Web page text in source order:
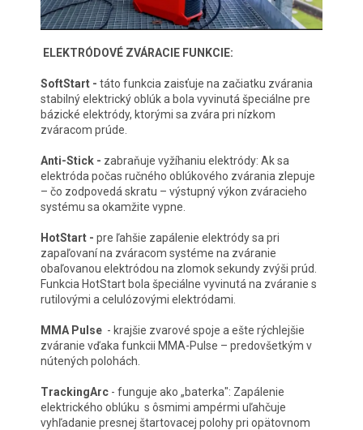
ELEKTRÓDOVÉ ZVÁRACIE FUNKCIE:
SoftStart - táto funkcia zaisťuje na začiatku zvárania
stabilný elektrický oblúk a bola vyvinutá špeciálne pre
bázické elektródy, ktorými sa zvára pri nízkom
zváracom prúde.
Anti-Stick - zabraňuje vyžíhaniu elektródy: Ak sa
elektróda počas ručného oblúkového zvárania zlepuje
– čo zodpovedá skratu – výstupný výkon zváracieho
systému sa okamžite vypne.
HotStart - pre ľahšie zapálenie elektródy sa pri
zapaľovaní na zváracom systéme na zváranie
obaľovanou elektródou na zlomok sekundy zvýši prúd.
Funkcia HotStart bola špeciálne vyvinutá na zváranie s
rutilovými a celulózovými elektródami.
MMA Pulse - krajšie zvarové spoje a ešte rýchlejšie
zváranie vďaka funkcii MMA-Pulse – predovšetkým v
nútených polohách.
TrackingArc - funguje ako „baterka": Zapálenie
elektrického oblúku s ôsmimi ampérmi uľahčuje
vyhľadanie presnej štartovacej polohy pri opätovnom